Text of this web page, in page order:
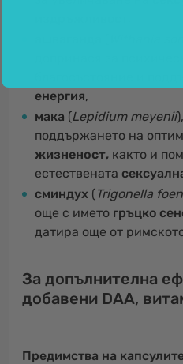
енергия,
мака (Lepidium meyenii
поддържането на
жизненост, както и
естествената
сминдух (Trigonella
още с името гръцко
датира още от
За допълнителна
добавени DAA,
Предимства на